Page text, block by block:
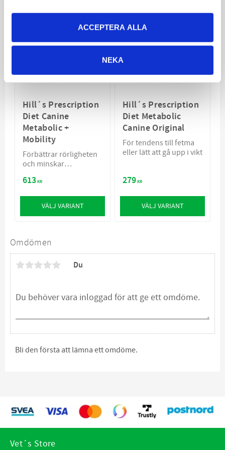
ACCEPTERA ALLA
NEKA
Omdömen
Du
Bli den första att lämna ett omdöme.
Hill´s Prescription
Diet Canine
Metabolic +
Mobility
Förbättrar rörligheten
och minskar
613KR
VÄLJ VARIANT
Hill´s Prescription
Diet Metabolic
Canine Original
För tendens till fetma
eller lätt att gå upp i vikt
279KR
VÄLJ VARIANT
Vet´s Store